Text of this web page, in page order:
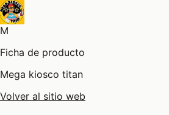
M
Ficha de producto
Mega kiosco titan
Volver al sitio web